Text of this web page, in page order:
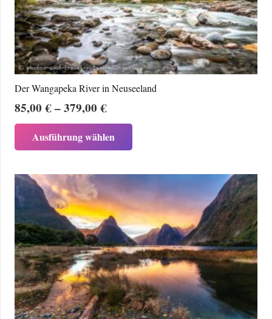
Der Wangapeka River in Neuseeland
85,00€–379,00€Preisspanne:
85,00 €
bis
379,00 €
Ausführung wählen
mehrere
Varianten
auf.
Die
Optionen
können
auf
der
Produktseite